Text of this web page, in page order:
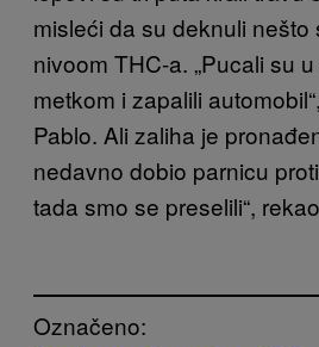
misleći da su deknuli nešto
nivoom THC-a. „Pucali su
metkom i zapalili
Pablo. Ali zaliha je
nedavno dobio parnicu
tada smo se preselili“,
Označeno: